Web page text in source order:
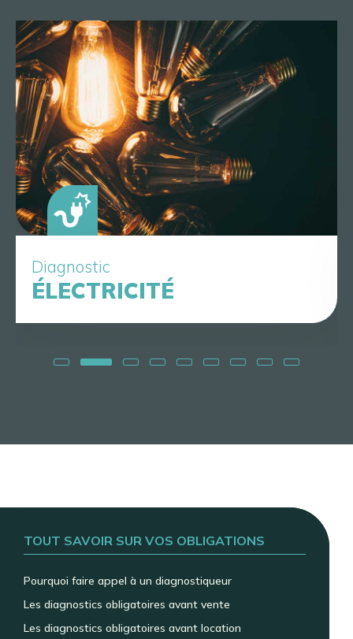
Diagnostic
ÉLECTRICITÉ
TOUT SAVOIR SUR VOS OBLIGATIONS
Pourquoi faire appel à un diagnostiqueur
Les diagnostics obligatoires avant vente
Les diagnostics obligatoires avant location